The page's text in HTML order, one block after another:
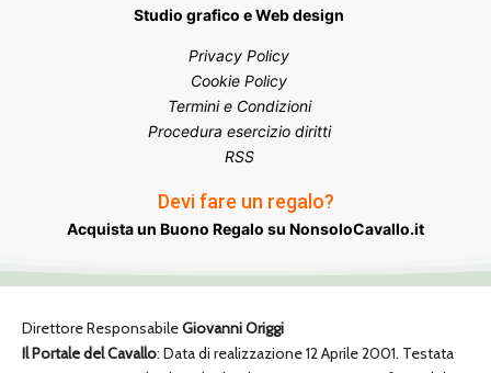
Studio grafico e Web design
Privacy Policy
Cookie Policy
Termini e Condizioni
Procedura esercizio diritti
RSS
Devi fare un regalo?
Acquista un Buono Regalo su NonsoloCavallo.it
Direttore ResponsabileGiovanni Origgi
Il Portale del Cavallo: Data di realizzazione 12 Aprile 2001. Testata